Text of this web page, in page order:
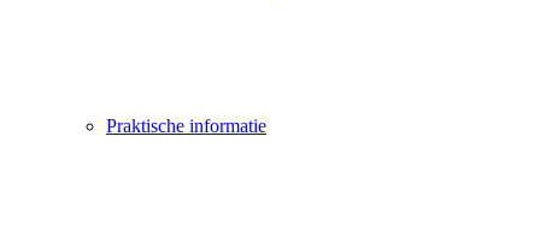
Praktische informatie